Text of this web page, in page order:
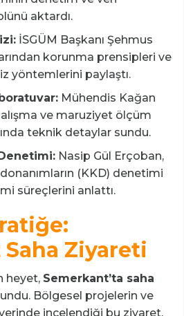
aktardı.
İSGÜM Başkanı Şehmus
korunma prensipleri ve
yöntemlerini paylaştı.
Mühendis Kağan
ve maruziyet ölçüm
teknik detaylar sundu.
Nasip Gül Erçoban,
(KKD) denetimi
süreçlerini anlattı.
Ziyareti
heyet, Semerkant’ta saha
Bölgesel projelerin ve
incelendiği bu ziyaret,